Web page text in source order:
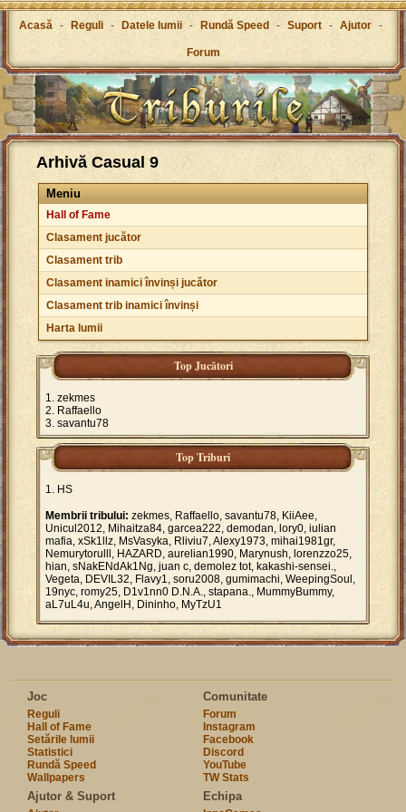
Acasă - Reguli - Datele lumii - Rundă Speed - Suport - Ajutor -
Forum
Arhivă Casual 9
Meniu
Hall of Fame
Clasament jucător
Clasament trib
Clasament inamici învinși jucător
Clasament trib inamici învinși
Harta lumii
Top Jucători
zekmes
Raffaello
savantu78
Top Triburi
HS
Membrii tribului: zekmes, Raffaello, savantu78, KiiAee,
Unicul2012, Mihaitza84, garcea222, demodan, lory0, iulian
mafia, xSk1llz, MsVasyka, Rliviu7, Alexy1973, mihai1981gr,
Nemurytorulll, HAZARD, aurelian1990, Marynush, lorenzzo25,
hian, sNakENdAk1Ng, juan c, demolez tot, kakashi-sensei.,
Vegeta, DEVIL32, Flavy1, soru2008, gumimachi, WeepingSoul,
19nyc, romy25, D1v1nn0 D.N.A., stapana., MummyBummy,
aL7uL4u, AngelH, Dininho, MyTzU1
Joc
Reguli
Hall of Fame
Setările lumii
Statistici
Rundă Speed
Wallpapers
Comunitate
Forum
Instagram
Facebook
Discord
YouTube
TW Stats
Ajutor & Suport Echipa